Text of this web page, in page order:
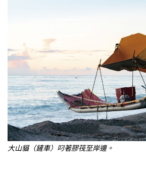
大山貓（鏟車）叼著膠筏至岸邊。